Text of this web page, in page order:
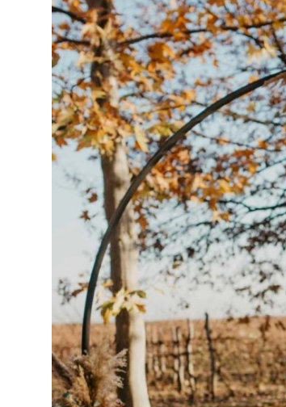
Business
Finance
Real Estate
General
Support Number